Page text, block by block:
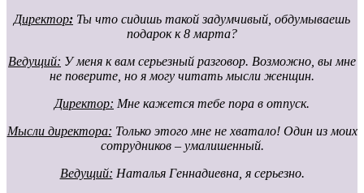
Директор: Ты что сидишь такой задумчивый, обдумываешь
подарок к 8 марта?
Ведущий: У меня к вам серьезный разговор. Возможно, вы мне
не поверите, но я могу читать мысли женщин.
Директор: Мне кажется тебе пора в отпуск.
Мысли директора: Только этого мне не хватало! Один из моих
сотрудников – умалишенный.
Ведущий: Наталья Геннадиевна, я серьезно.